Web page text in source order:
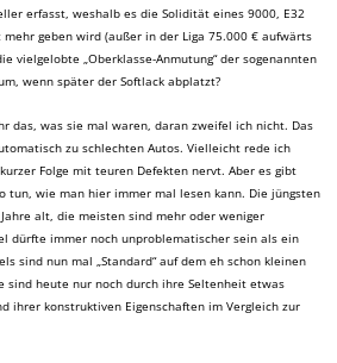
erfasst, weshalb es die Solidität eines 9000, E32
geben wird (außer in der Liga 75.000 € aufwärts
vielgelobte „Oberklasse-Anmutung“ der sogenannten
wenn später der Softlack abplatzt?
das, was sie mal waren, daran zweifel ich nicht. Das
zu schlechten Autos. Vielleicht rede ich
Folge mit teuren Defekten nervt. Aber es gibt
tun, wie man hier immer mal lesen kann. Die jüngsten
alt, die meisten sind mehr oder weniger
dürfte immer noch unproblematischer sein als ein
sind nun mal „Standard“ auf dem eh schon kleinen
sind heute nur noch durch ihre Seltenheit etwas
ihrer konstruktiven Eigenschaften im Vergleich zur